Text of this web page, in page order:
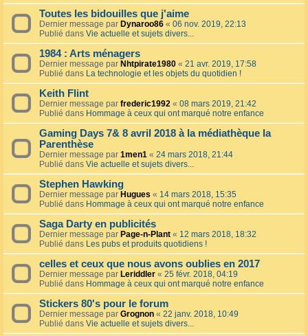
Toutes les bidouilles que j'aime
Dernier message par Dynaroo86 « 06 nov. 2019, 22:13
Publié dans Vie actuelle et sujets divers...
1984 : Arts ménagers
Dernier message par Nhtpirate1980 « 21 avr. 2019, 17:58
Publié dans La technologie et les objets du quotidien !
Keith Flint
Dernier message par frederic1992 « 08 mars 2019, 21:42
Publié dans Hommage à ceux qui ont marqué notre enfance
Gaming Days 7& 8 avril 2018 à la médiathèque la
Parenthèse
Dernier message par 1men1 « 24 mars 2018, 21:44
Publié dans Vie actuelle et sujets divers...
Stephen Hawking
Dernier message par Hugues « 14 mars 2018, 15:35
Publié dans Hommage à ceux qui ont marqué notre enfance
Saga Darty en publicités
Dernier message par Page-n-Plant « 12 mars 2018, 18:32
Publié dans Les pubs et produits quotidiens !
celles et ceux que nous avons oublies en 2017
Dernier message par Leriddler « 25 févr. 2018, 04:19
Publié dans Hommage à ceux qui ont marqué notre enfance
Stickers 80's pour le forum
Dernier message par Grognon « 22 janv. 2018, 10:49
Publié dans Vie actuelle et sujets divers...